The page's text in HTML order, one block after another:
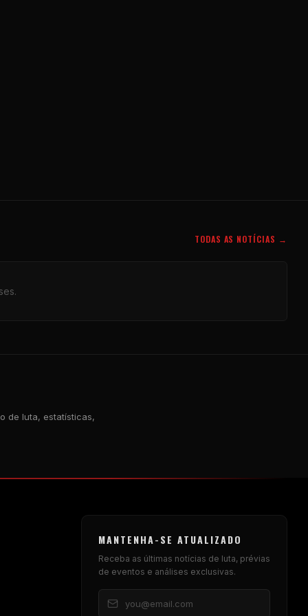
TODAS AS NOTÍCIAS →
de luta, estatísticas,
MANTENHA-SE ATUALIZADO
Receba as últimas notícias de luta, prévias
de eventos e análises exclusivas.